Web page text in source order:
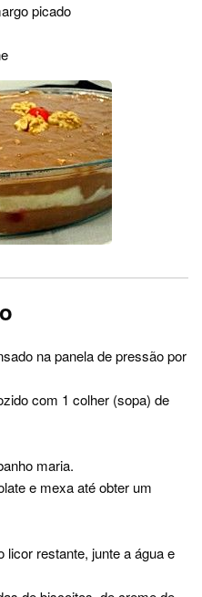
picado
na panela de pressão por
com 1 colher (sopa) de
maria.
e mexa até obter um
licor restante, junte a água e